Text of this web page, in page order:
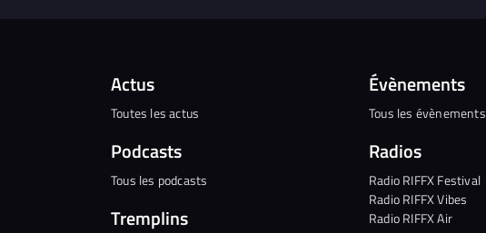
Actus
Toutes les actus
Podcasts
Tous les podcasts
Tremplins
Évènements
Tous les évènements
Radios
Radio RIFFX Festival
Radio RIFFX Vibes
Radio RIFFX Air